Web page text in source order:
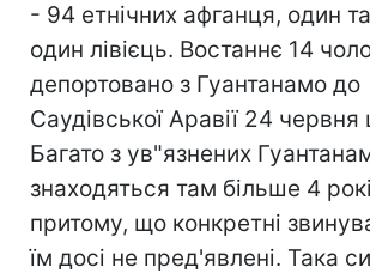
- 94 етнічних афганця, один
один лівієць. Востаннє 14
депортовано з Гуантанамо до
Саудівської Аравії 24 червня
Багато з ув"язнених
знаходяться там більше 4
притому, що конкретні
їм досі не пред'явлені. Така